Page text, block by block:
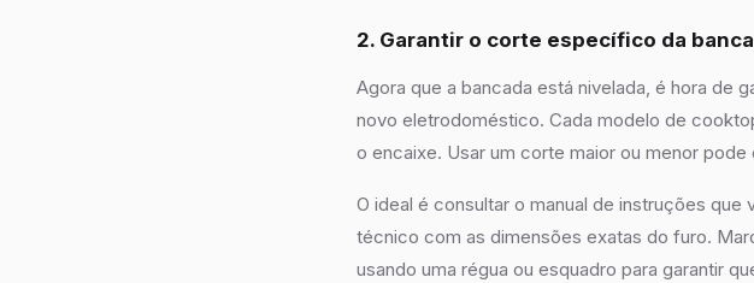
2. Garantir o corte específico da
Agora que a bancada está nivelada, é hora de
novo eletrodoméstico. Cada modelo de
o encaixe. Usar um corte maior ou menor
O ideal é consultar o manual de instruções
técnico com as dimensões exatas do furo.
usando uma régua ou esquadro para garantir